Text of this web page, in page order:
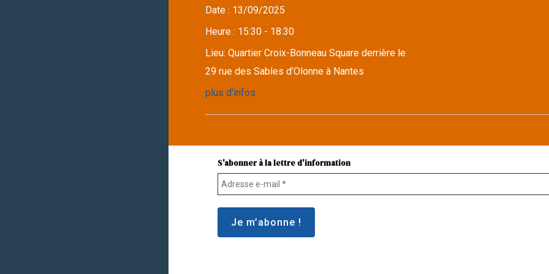
Date : 13/09/2025
Heure : 15:30 - 18:30
Lieu:Quartier Croix-Bonneau Square derrière le
29 rue des Sables d’Olonne à Nantes
plus d'infos
S'abonner à la lettre d'information